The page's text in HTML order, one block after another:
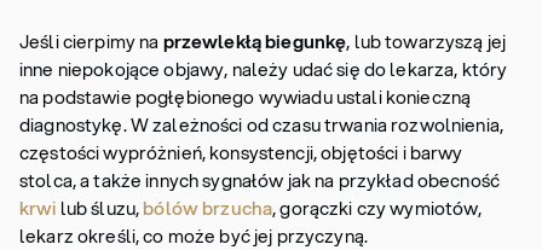
Jeśli cierpimy na przewlekłą biegunkę, lub towarzyszą jej
inne niepokojące objawy, należy udać się do lekarza, który
na podstawie pogłębionego wywiadu ustali konieczną
diagnostykę. W zależności od czasu trwania rozwolnienia,
częstości wypróżnień, konsystencji, objętości i barwy
stolca, a także innych sygnałów jak na przykład obecność
krwi lub śluzu,bólów brzucha, gorączki czy wymiotów,
lekarz określi, co może być jej przyczyną.